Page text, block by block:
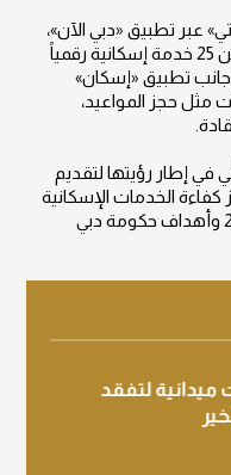
عبر تطبيق «دبي الآن»،
التي تتيح للمواطنين الوصول إلى أكثر من 25 خدمة إسكانية رقمياً
تطبيق «إسكان»
مثل حجز المواعيد،
في إطار رؤيتها لتقديم
كفاءة الخدمات الإسكانية
بما يتماشى مع خطة دبي الحضرية 2040 وأهداف حكومة دبي
لتفقد